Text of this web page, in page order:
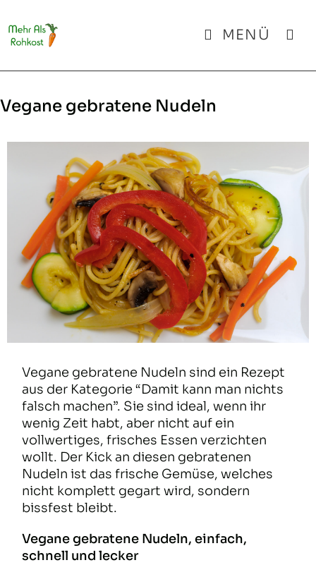
Inhalt
springen
MENÜ
Vegane gebratene Nudeln
Vegane gebratene Nudeln sind ein Rezept
aus der Kategorie “Damit kann man nichts
falsch machen”. Sie sind ideal, wenn ihr
wenig Zeit habt, aber nicht auf ein
vollwertiges, frisches Essen verzichten
wollt. Der Kick an diesen gebratenen
Nudeln ist das frische Gemüse, welches
nicht komplett gegart wird, sondern
bissfest bleibt.
Vegane gebratene Nudeln, einfach,
schnell und lecker